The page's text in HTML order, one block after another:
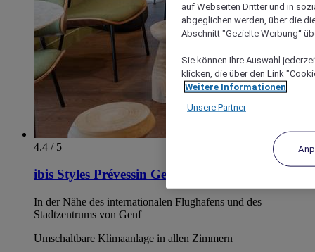
4.4 / 5
ibis Styles Prévessin Genève Airport
In der Nähe des internationalen Flughafens und des
Stadtzentrums von Genf
Umschaltbare Klimaanlage in allen Zimmern
auf Webseiten Dritter und in
abgeglichen werden, über die
Abschnitt "Gezielte Werbung“
Sie können Ihre Auswahl
klicken, die über den Link
Weitere Informationen
Unsere Partner